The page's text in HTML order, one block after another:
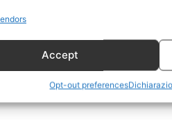
Accept
Opt-out preferences